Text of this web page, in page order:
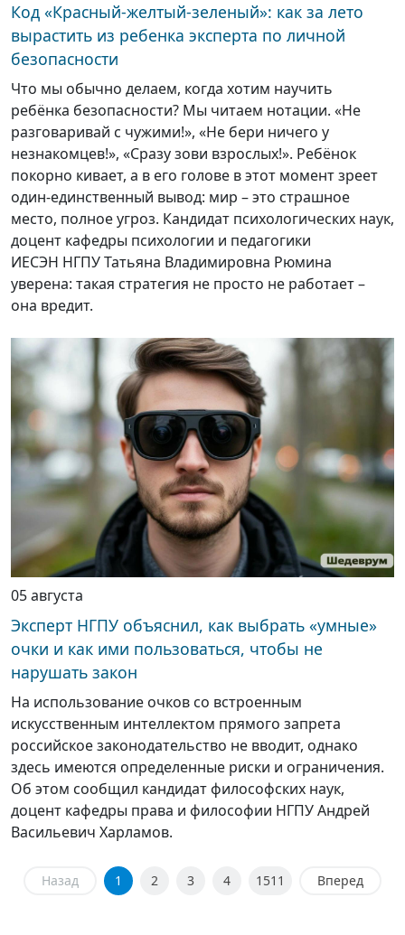
Код «Красный-желтый-зеленый»: как за лето
вырастить из ребенка эксперта по личной
безопасности
Что мы обычно делаем, когда хотим научить
ребёнка безопасности? Мы читаем нотации. «Не
разговаривай с чужими!», «Не бери ничего у
незнакомцев!», «Сразу зови взрослых!». Ребёнок
покорно кивает, а в его голове в этот момент зреет
один-единственный вывод: мир – это страшное
место, полное угроз. Кандидат психологических наук,
доцент кафедры психологии и педагогики
ИЕСЭН НГПУ Татьяна Владимировна Рюмина
уверена: такая стратегия не просто не работает –
она вредит.
05 августа
Эксперт НГПУ объяснил, как выбрать «умные»
очки и как ими пользоваться, чтобы не
нарушать закон
На использование очков со встроенным
искусственным интеллектом прямого запрета
российское законодательство не вводит, однако
здесь имеются определенные риски и ограничения.
Об этом сообщил кандидат философских наук,
доцент кафедры права и философии НГПУ Андрей
Васильевич Харламов.
Назад 1 2 3 4 1511 Вперед